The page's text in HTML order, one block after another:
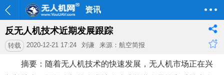
资讯
反无人机技术近期发展跟踪
转载 2020-12-21 17:24 刘谦 来源：航空简报
摘要：随着无人机技术的快速发展，无人机市场正在兴